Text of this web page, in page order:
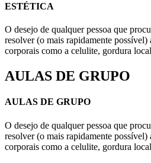
ESTÉTICA
O desejo de qualquer pessoa que
resolver (o mais rapidamente possível)
corporais como a celulite, gordura
AULAS DE GRUPO
AULAS DE GRUPO
O desejo de qualquer pessoa que
resolver (o mais rapidamente possível)
corporais como a celulite, gordura